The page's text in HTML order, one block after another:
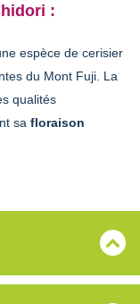
:
espèce de cerisier
du Mont Fuji. La
qualités
sa floraison